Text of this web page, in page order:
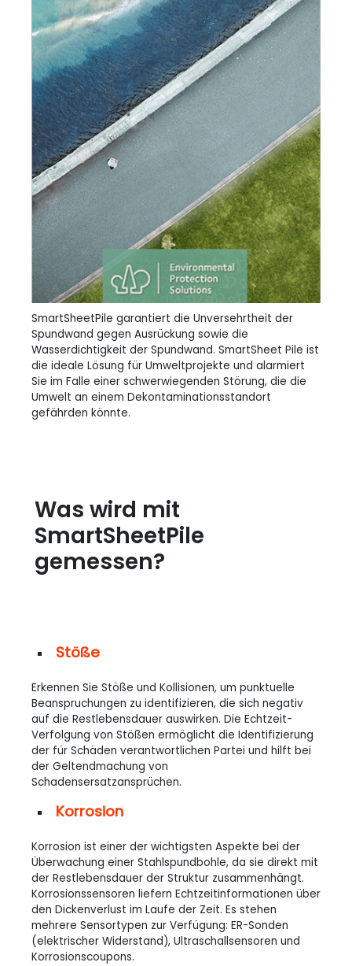
SmartSheetPile garantiert die Unversehrtheit der
Spundwand gegen Ausrückung sowie die
Wasserdichtigkeit der Spundwand. SmartSheet Pile ist
die ideale Lösung für Umweltprojekte und alarmiert
Sie im Falle einer schwerwiegenden Störung, die die
Umwelt an einem Dekontaminationsstandort
gefährden könnte.
Was wird mit
SmartSheetPile
gemessen?
Stöße
Erkennen Sie Stöße und Kollisionen, um punktuelle
Beanspruchungen zu identifizieren, die sich negativ
auf die Restlebensdauer auswirken. Die Echtzeit-
Verfolgung von Stößen ermöglicht die Identifizierung
der für Schäden verantwortlichen Partei und hilft bei
der Geltendmachung von
Schadensersatzansprüchen.
Korrosion
Korrosion ist einer der wichtigsten Aspekte bei der
Überwachung einer Stahlspundbohle, da sie direkt mit
der Restlebensdauer der Struktur zusammenhängt.
Korrosionssensoren liefern Echtzeitinformationen über
den Dickenverlust im Laufe der Zeit. Es stehen
mehrere Sensortypen zur Verfügung: ER-Sonden
(elektrischer Widerstand), Ultraschallsensoren und
Korrosionscoupons.